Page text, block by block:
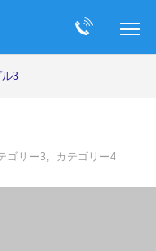
3
ゴリー3 カテゴリー4